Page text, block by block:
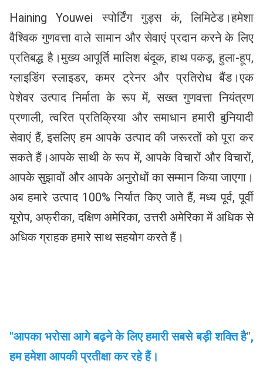
Haining Youwei स्पोर्टिंग गुड्स कं, लिमिटेड।हमेशा
वैश्विक गुणवत्ता वाले सामान और सेवाएं प्रदान करने के लिए
प्रतिबद्ध है।मुख्य आपूर्ति मालिश बंदूक, हाथ पकड़, हुला-हूप,
ग्लाइडिंग स्लाइडर, कमर ट्रेनर और प्रतिरोध बैंड।एक
पेशेवर उत्पाद निर्माता के रूप में, सख्त गुणवत्ता नियंत्रण
प्रणाली, त्वरित प्रतिक्रिया और समाधान हमारी बुनियादी
सेवाएं हैं, इसलिए हम आपके उत्पाद की जरूरतों को पूरा कर
सकते हैं।आपके साथी के रूप में, आपके विचारों और विचारों,
आपके सुझावों और आपके अनुरोधों का सम्मान किया जाएगा।
अब हमारे उत्पाद 100% निर्यात किए जाते हैं, मध्य पूर्व, पूर्वी
यूरोप, अफ्रीका, दक्षिण अमेरिका, उत्तरी अमेरिका में अधिक से
अधिक ग्राहक हमारे साथ सहयोग करते हैं।
"आपका भरोसा आगे बढ़ने के लिए हमारी सबसे बड़ी शक्ति है",
हम हमेशा आपकी प्रतीक्षा कर रहे हैं।